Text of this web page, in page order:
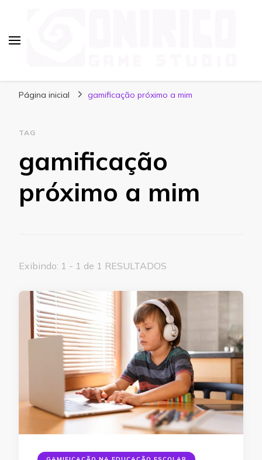
Página inicial gamificação próximo a mim
TAG
gamificação
próximo a mim
Exibindo: 1 - 1 de 1 RESULTADOS